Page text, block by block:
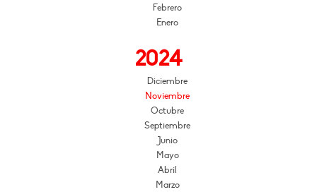
Febrero
Enero
2024
Diciembre
Noviembre
Octubre
Septiembre
Junio
Mayo
Abril
Marzo